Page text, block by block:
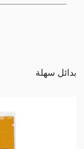
بدائل سهلة